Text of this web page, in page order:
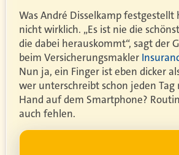
Was André Disselkamp
nicht wirklich. „Es ist nie die
die dabei herauskommt“, sagt der
beim Versicherungsmakler
Nun ja, ein Finger ist eben dicker
wer unterschreibt schon jeden
Hand auf dem Smartphone?
auch fehlen.